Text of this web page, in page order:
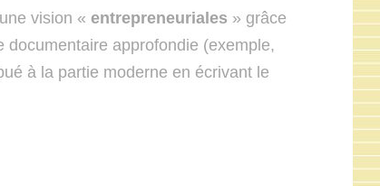
vision « entrepreneuriales » grâce
approfondie (exemple,
à la partie moderne en écrivant le